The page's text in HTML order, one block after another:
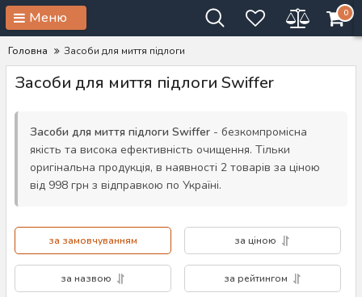
Меню 0
Головна Засоби для миття підлоги
Засоби для миття підлоги Swiffer
Засоби для миття підлоги Swiffer - безкомпромісна
якість та висока ефективність очищення. Тільки
оригінальна продукція, в наявності 2 товарів за ціною
від 998 грн з відправкою по Україні.
за замовчуванням за ціною
за назвою за рейтингом